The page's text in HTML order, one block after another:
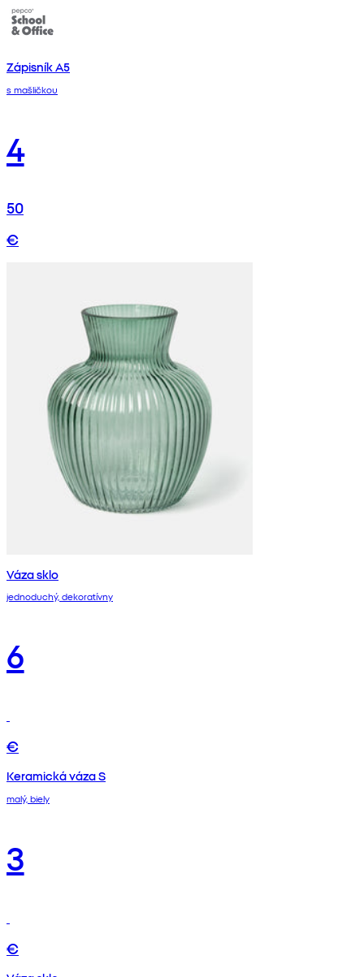
Zápisník A5
s mašličkou
4
50
€
Váza sklo
jednoduchý, dekoratívny
6
€
Keramická váza S
malý, biely
3
€